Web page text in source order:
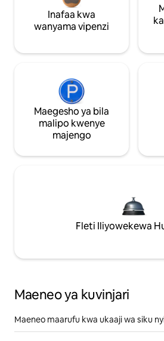
Inafaa kwa
wanyama vipenzi
Maegesho ya bila
malipo kwenye
majengo
Fleti Iliyowekewa
Maeneo ya kuvinjari
Maeneo maarufu kwa ukaaji wa siku